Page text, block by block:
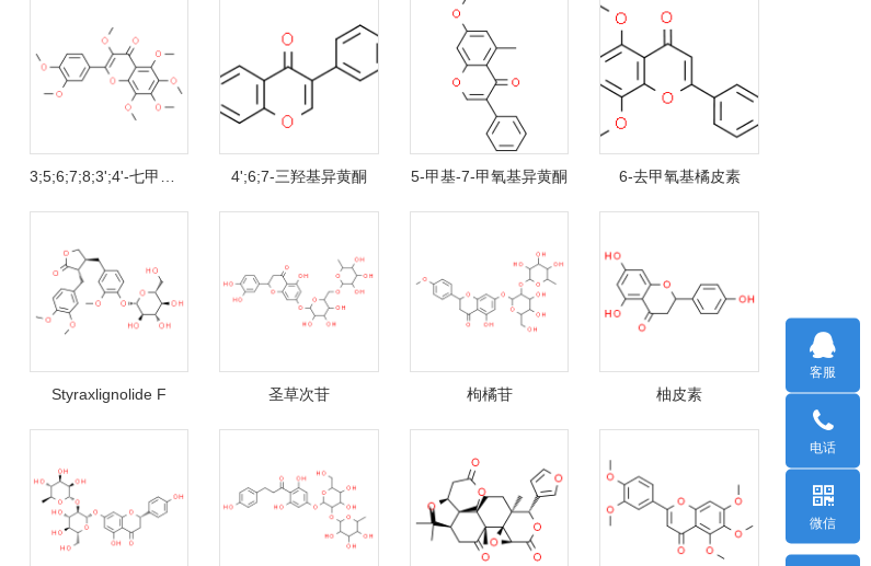
4';6;7-三羟基异黄酮 5-甲基-7-甲氧基异黄酮 6-去甲氧基橘皮素
Styraxlignolide F 圣草次苷 枸橘苷 柚皮素
客服
电话
微信